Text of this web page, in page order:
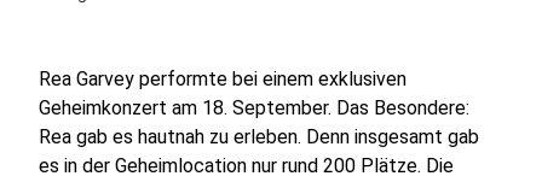
Rea Garvey performte bei einem exklusiven
Geheimkonzert am 18. September. Das Besondere:
Rea gab es hautnah zu erleben. Denn insgesamt gab
es in der Geheimlocation nur rund 200 Plätze. Die